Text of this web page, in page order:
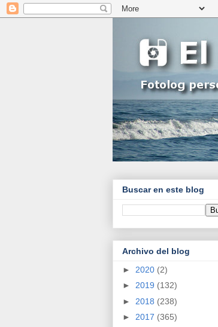
Buscar en este blog
Archivo del blog
► 2020 (2)
► 2019 (132)
► 2018 (238)
► 2017 (365)